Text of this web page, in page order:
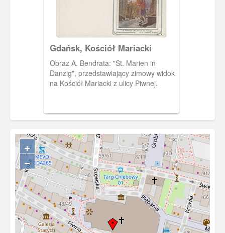
Gdańsk, Kościół Mariacki
Obraz A. Bendrata: "St. Marien in
Danzig", przedstawiający zimowy widok
na Kościół Mariacki z ulicy Piwnej.
+
−